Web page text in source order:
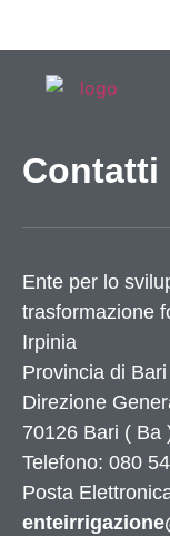
Contatti
Ente per lo
trasformazione
Irpinia
Provincia di Bari
Direzione
70126 Bari ( Ba
Telefono: 080
Posta